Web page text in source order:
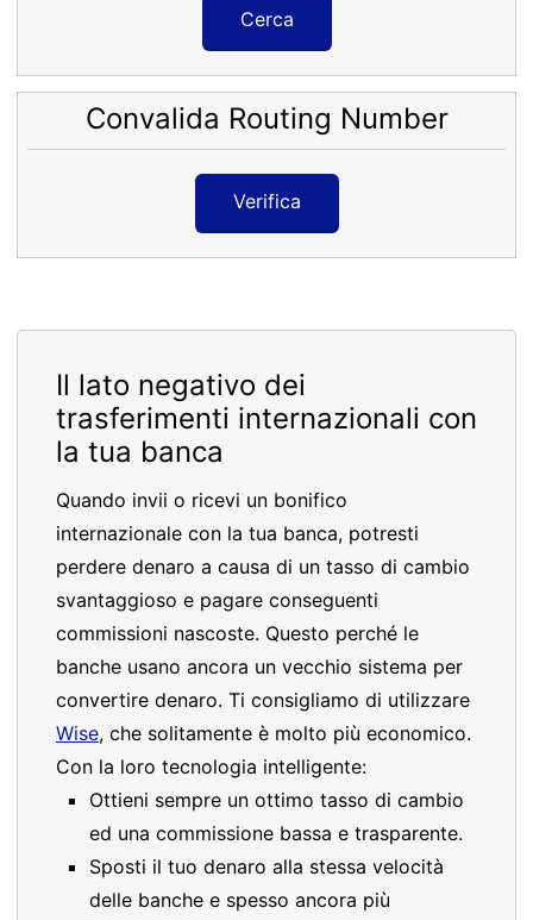
Cerca
Convalida Routing Number
Verifica
Il lato negativo dei
trasferimenti internazionali con
la tua banca
Quando invii o ricevi un bonifico
internazionale con la tua banca, potresti
perdere denaro a causa di un tasso di cambio
svantaggioso e pagare conseguenti
commissioni nascoste. Questo perché le
banche usano ancora un vecchio sistema per
convertire denaro. Ti consigliamo di utilizzare
Wise, che solitamente è molto più economico.
Con la loro tecnologia intelligente:
Ottieni sempre un ottimo tasso di cambio
ed una commissione bassa e trasparente.
Sposti il tuo denaro alla stessa velocità
delle banche e spesso ancora più